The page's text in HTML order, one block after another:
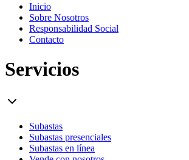
Inicio
Sobre Nosotros
Responsabilidad Social
Contacto
Servicios
Subastas
Subastas presenciales
Subastas en línea